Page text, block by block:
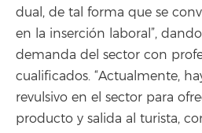
dual, de tal forma que se
en la inserción laboral”,
demanda del sector con
cualificados. “Actualmente,
revulsivo en el sector para
producto y salida al turista,